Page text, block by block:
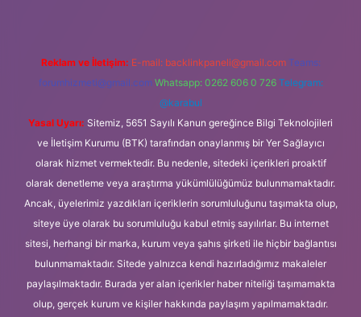
Reklam ve İletişim: E-mail: backlinkpaneli@gmail.com Teams:
forumhizmeti@gmail.com Whatsapp: 0262 606 0 726 Telegram:
@karabul
Yasal Uyarı: Sitemiz, 5651 Sayılı Kanun gereğince Bilgi Teknolojileri
ve İletişim Kurumu (BTK) tarafından onaylanmış bir Yer Sağlayıcı
olarak hizmet vermektedir. Bu nedenle, sitedeki içerikleri proaktif
olarak denetleme veya araştırma yükümlülüğümüz bulunmamaktadır.
Ancak, üyelerimiz yazdıkları içeriklerin sorumluluğunu taşımakta olup,
siteye üye olarak bu sorumluluğu kabul etmiş sayılırlar. Bu internet
sitesi, herhangi bir marka, kurum veya şahıs şirketi ile hiçbir bağlantısı
bulunmamaktadır. Sitede yalnızca kendi hazırladığımız makaleler
paylaşılmaktadır. Burada yer alan içerikler haber niteliği taşımamakta
olup, gerçek kurum ve kişiler hakkında paylaşım yapılmamaktadır.